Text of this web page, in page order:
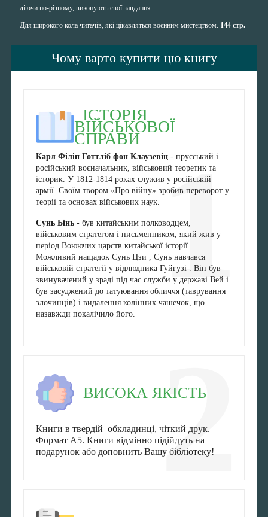
діючи по-різному, виконують свої завдання.
Для широкого кола читачів, які цікавляться воєнним мистецтвом. 144 стр.
Чому варто купити цю книгу
1
ІСТОРІЯ
ВІЙСЬКОВОЇ
СПРАВИ
Карл Філіп Готтліб фон Клаузевіц- прусський і
російський воєначальник, військовий теоретик та
історик. У 1812-1814 роках служив у російській
армії. Своїм твором «Про війну» зробив переворот у
теорії та основах військових наук.
Сунь Бінь -був китайським полководцем,
військовим стратегом і письменником, який жив у
період Воюючих царств китайської історії .
Можливий нащадок Сунь Цзи , Сунь навчався
військовій стратегії у відлюдника Гуйгузі . Він був
звинувачений у зраді під час служби у державі Вей і
був засуджений до татуювання обличчя (таврування
злочинців) і видалення колінних чашечок, що
назавжди покалічило його.
2
ВИСОКА ЯКІСТЬ
Книги в твердій обкладинці, чіткий друк.
Формат А5. Книги відмінно підійдуть на
подарунок або доповнить Вашу бібліотеку!